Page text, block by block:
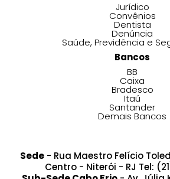
Jurídico
Convênios
Dentista
Denúncia
Saúde, Previdência e
Bancos
BB
Caixa
Bradesco
Itaú
Santander
Demais Bancos
Sede- Rua Maestro Felício
Centro - Niterói - RJ Tel: